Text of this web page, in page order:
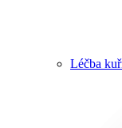
Léčba